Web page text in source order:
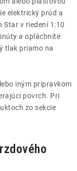
elektrický prúd a
v riedení 1:10
a opláchnite
tlak priamo na
iným prípravkom
povrch. Pri
zo sekcie